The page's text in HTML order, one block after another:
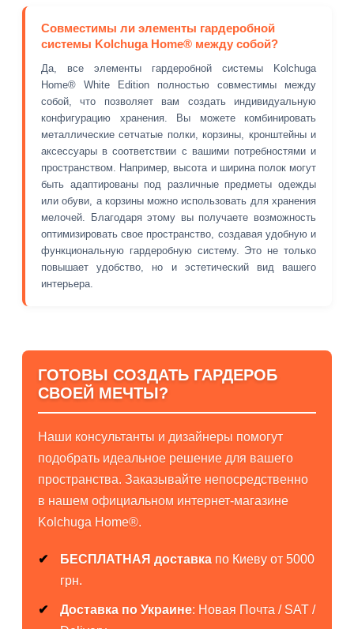
Совместимы ли элементы гардеробной
системы Kolchuga Home® между собой?
Да, все элементы гардеробной системы Kolchuga
Home® White Edition полностью совместимы между
собой, что позволяет вам создать индивидуальную
конфигурацию хранения. Вы можете комбинировать
металлические сетчатые полки, корзины, кронштейны и
аксессуары в соответствии с вашими потребностями и
пространством. Например, высота и ширина полок могут
быть адаптированы под различные предметы одежды
или обуви, а корзины можно использовать для хранения
мелочей. Благодаря этому вы получаете возможность
оптимизировать свое пространство, создавая удобную и
функциональную гардеробную систему. Это не только
повышает удобство, но и эстетический вид вашего
интерьера.
ГОТОВЫ СОЗДАТЬ ГАРДЕРОБ
СВОЕЙ МЕЧТЫ?
Наши консультанты и дизайнеры помогут
подобрать идеальное решение для вашего
пространства. Заказывайте непосредственно
в нашем официальном интернет-магазине
Kolchuga Home®.
БЕСПЛАТНАЯ доставка по Киеву от 5000
грн.
Доставка по Украине: Новая Почта / SAT /